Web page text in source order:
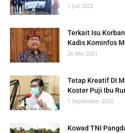
1 Juli 2025
Terkait Isu
Kadis Kominfos
26 Mei 2021
Tetap Kreatif DI
Koster Puji Ibu
1 September 2020
Kowad TNI